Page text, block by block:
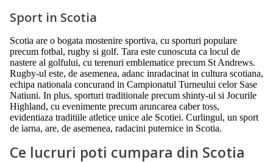
Sport in Scotia
Scotia are o bogata mostenire sportiva, cu sporturi populare
precum fotbal, rugby si golf. Tara este cunoscuta ca locul de
nastere al golfului, cu terenuri emblematice precum St Andrews.
Rugby-ul este, de asemenea, adanc inradacinat in cultura scotiana,
echipa nationala concurand in Campionatul Turneului celor Sase
Natiuni. In plus, sporturi traditionale precum shinty-ul si Jocurile
Highland, cu evenimente precum aruncarea caber toss,
evidentiaza traditiile atletice unice ale Scotiei. Curlingul, un sport
de iarna, are, de asemenea, radacini puternice in Scotia.
Ce lucruri poti cumpara din Scotia